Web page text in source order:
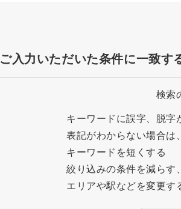
ご入力いただいた条件に一致す
検索
キーワードに誤字、脱字
表記がわからない場合は
キーワードを短くする
絞り込みの条件を減らす
エリアや駅などを変更す